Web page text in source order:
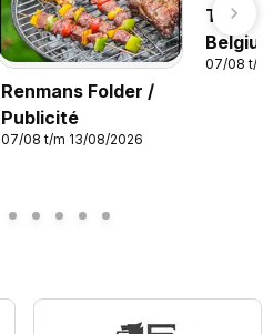
Renmans Folder /
Publicité
07/08 t/m 13/08/2026
Temu
07/08 t/m